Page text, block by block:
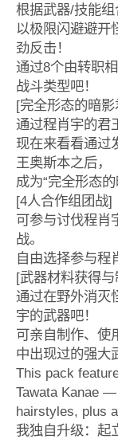
根据武器/技能组
以极限闪避避开
劲反击！
通过8个由转职
战斗类型吧！
[完全形态的暗影
通过程肖宇的君
现在来看看通过
王奥斯本之后，
成为“完全形态的
[4人合作组团战]
可参与讨伐程肖
战。
自由选择参与程
[武器材料获得
通过在野外消灭
宇的武器吧！
可亲自制作、使
中出现过的强大
This pack
Tawata Kanae
hairstyles, plus
我独自升级：起